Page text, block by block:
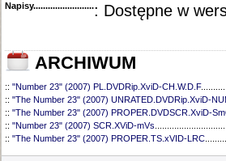
Napisy............................................: Dostępne w
ARCHIWUM
:: "Number 23" (2007) PL.DVDRip.XviD-CH.W.D.F
:: "The Number 23" (2007) UNRATED.DVDRip.XviD-
:: "The Number 23" (2007) PROPER.DVDSCR.XviD-
:: "Number 23" (2007) SCR.XViD-mVs
:: "The Number 23" (2007) PROPER.TS.xVID-LRC